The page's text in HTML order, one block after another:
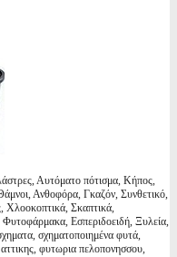
Αυτόματο πότισμα, Κήπος,
Ανθοφόρα, Γκαζόν, Συνθετικό,
Χλοοκοπτικά, Σκαπτικά,
Εσπεριδοειδή, Ξυλεία,
σχηματοποιημένα φυτά,
φυτωρια πελοπονησσου,